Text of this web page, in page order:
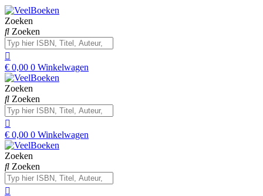
Zoeken
Zoeken
€ 0,00 0 Winkelwagen
Zoeken
Zoeken
€ 0,00 0 Winkelwagen
Zoeken
Zoeken